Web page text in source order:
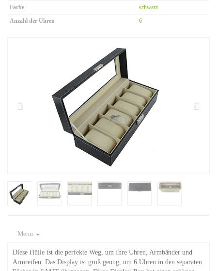
Farbe
schwarz
Anzahl der Uhren
6
Menu
Diese Hülle ist die perfekte Weg, um Ihre Uhren, Armbänder und
Armreifen. Das Display ist groß genug, um 6 Uhren in den separaten